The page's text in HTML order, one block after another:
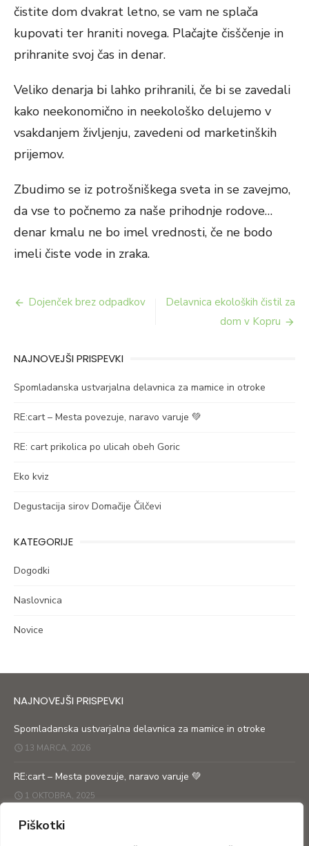
Piškotki
čistite dom dvakrat letno, se vam ne splača
kupovati ter hraniti novega. Plačajte čisščenje in
prihranite svoj čas in denar.
Veliko denarja bi lahko prihranili, če bi se zavedali
kako neekonomično in neekološko delujemo v
vsakdanjem življenju, zavedeni od marketinških
prijemov.
Zbudimo se iz potrošniškega sveta in se zavejmo,
da vse to počnemo za naše prihodnje rodove…
denar kmalu ne bo imel vrednosti, če ne bodo
imeli čiste vode in zraka.
Navigacija
Dojenček brez odpadkov
Delavnica ekoloških čistil za
dom v Kopru
NAJNOVEJŠI PRISPEVKI
Spomladanska ustvarjalna delavnica za mamice in otroke
RE:cart – Mesta povezuje, naravo varuje 💚
RE: cart prikolica po ulicah obeh Goric
Eko kviz
Degustacija sirov Domačije Čilčevi
KATEGORIJE
Dogodki
Naslovnica
Novice
NAJNOVEJŠI PRISPEVKI
Spomladanska ustvarjalna delavnica za mamice in otroke
13 MARCA, 2026
RE:cart – Mesta povezuje, naravo varuje 💚
1 OKTOBRA, 2025
RE: cart prikolica po ulicah obeh Goric